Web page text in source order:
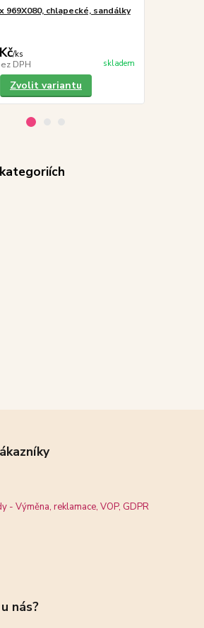
969X080, chlapecké, sandálky
/ks
DPH skladem
Zvolit variantu
- Výměna, reklamace, VOP, GDPR
nás?